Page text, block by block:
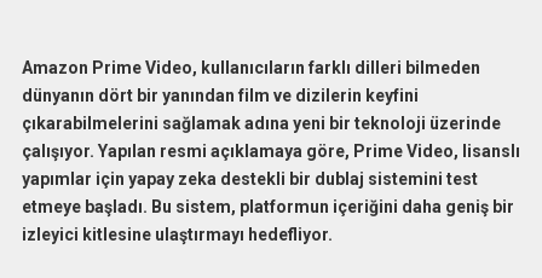
Amazon Prime Video, kullanıcıların farklı dilleri bilmeden
dünyanın dört bir yanından film ve dizilerin keyfini
çıkarabilmelerini sağlamak adına yeni bir teknoloji üzerinde
çalışıyor. Yapılan resmi açıklamaya göre, Prime Video, lisanslı
yapımlar için yapay zeka destekli bir dublaj sistemini test
etmeye başladı. Bu sistem, platformun içeriğini daha geniş bir
izleyici kitlesine ulaştırmayı hedefliyor.